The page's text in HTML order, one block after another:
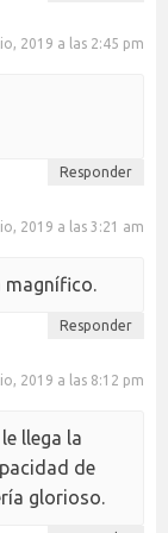
2019 a las 2:45 pm
Responder
2019 a las 3:21 am
Responder
2019 a las 8:12 pm
llega la
de
glorioso.